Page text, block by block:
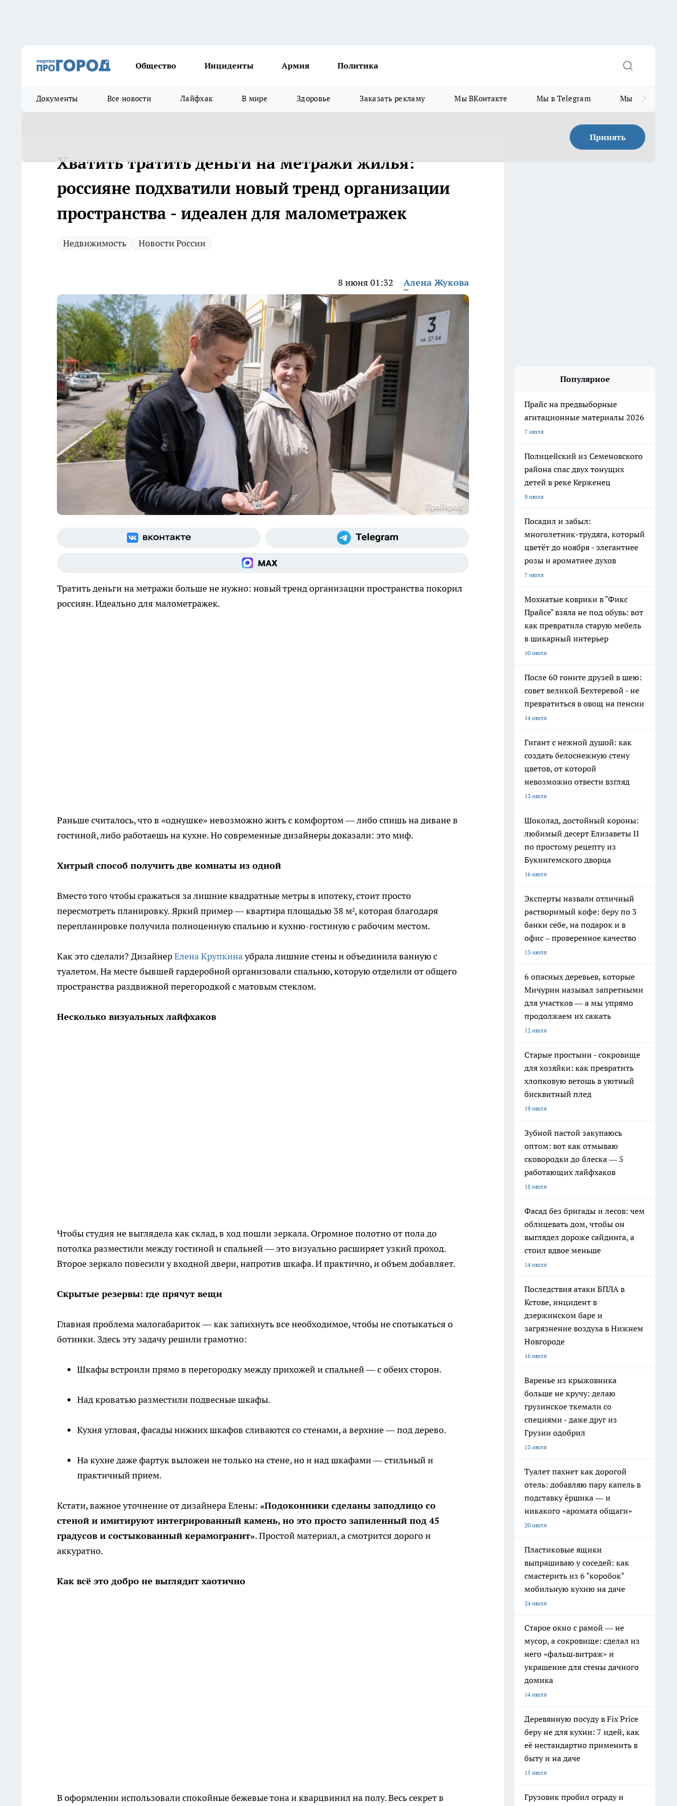
Общество Инциденты Армия Политика
Документы Все новости Лайфхак В мире Здоровье Заказать рекламу Мы ВКонтакте Мы в Telegram Мы в MAX
Принять
Хватить тратить деньги на метражи жилья:
россияне подхватили новый тренд организации
пространства - идеален для малометражек
Недвижимость Новости России
8 июня 01:32 Алена Жукова
ПроГород
Тратить деньги на метражи больше не нужно: новый тренд организации пространства покорил
россиян. Идеально для малометражек.
Раньше считалось, что в «однушке» невозможно жить с комфортом — либо спишь на диване в
гостиной, либо работаешь на кухне. Но современные дизайнеры доказали: это миф.
Хитрый способ получить две комнаты из одной
Вместо того чтобы сражаться за лишние квадратные метры в ипотеку, стоит просто
пересмотреть планировку. Яркий пример — квартира площадью 38 м², которая благодаря
перепланировке получила полноценную спальню и кухню-гостиную с рабочим местом.
Как это сделали? ДизайнерЕлена Крупкинаубрала лишние стены и объединила ванную с
туалетом. На месте бывшей гардеробной организовали спальню, которую отделили от общего
пространства раздвижной перегородкой с матовым стеклом.
Несколько визуальных лайфхаков
Чтобы студия не выглядела как склад, в ход пошли зеркала. Огромное полотно от пола до
потолка разместили между гостиной и спальней — это визуально расширяет узкий проход.
Второе зеркало повесили у входной двери, напротив шкафа. И практично, и объем добавляет.
Скрытые резервы: где прячут вещи
Главная проблема малогабариток — как запихнуть все необходимое, чтобы не спотыкаться о
ботинки. Здесь эту задачу решили грамотно:
Шкафы встроили прямо в перегородку между прихожей и спальней — с обеих сторон.
Над кроватью разместили подвесные шкафы.
Кухня угловая, фасады нижних шкафов сливаются со стенами, а верхние — под дерево.
На кухне даже фартук выложен не только на стене, но и над шкафами — стильный и
практичный прием.
Кстати, важное уточнение от дизайнера Елены: «Подоконники сделаны заподлицо со
стеной и имитируют интегрированный камень, но это просто запиленный под 45
градусов и состыкованный керамогранит». Простой материал, а смотрится дорого и
аккуратно.
Как всё это добро не выглядит хаотично
В оформлении использовали спокойные бежевые тона и кварцвинил на полу. Весь секрет в
Популярное
Прайс на предвыборные
агитационные материалы 2026
7 июля
Полицейский из Семеновского
района спас двух тонущих
детей в реке Керженец
9 июля
Посадил и забыл:
многолетник-трудяга, который
цветёт до ноября - элегантнее
розы и ароматнее духов
7 июля
Мохнатые коврики в "Фикс
Прайсе" взяла не под обувь: вот
как превратила старую мебель
в шикарный интерьер
10 июля
После 60 гоните друзей в шею:
совет великой Бехтеревой - не
превратиться в овощ на пенсии
14 июля
Гигант с нежной душой: как
создать белоснежную стену
цветов, от которой
невозможно отвести взгляд
13 июля
Шоколад, достойный короны:
любимый десерт Елизаветы II
по простому рецепту из
Букингемского дворца
16 июля
Эксперты назвали отличный
растворимый кофе: беру по 3
банки себе, на подарок и в
офис – проверенное качество
13 июля
6 опасных деревьев, которые
Мичурин называл запретными
для участков — а мы упрямо
продолжаем их сажать
12 июля
Старые простыни - сокровище
для хозяйки: как превратить
хлопковую ветошь в уютный
бисквитный плед
19 июля
Зубной пастой закупаюсь
оптом: вот как отмываю
сковородки до блеска — 5
работающих лайфхаков
18 июля
Фасад без бригады и лесов: чем
облицевать дом, чтобы он
выглядел дороже сайдинга, а
стоил вдвое меньше
14 июля
Последствия атаки БПЛА в
Кстове, инцидент в
дзержинском баре и
загрязнение воздуха в Нижнем
Новгороде
16 июля
Варенье из крыжовника
больше не кручу: делаю
грузинское ткемали со
специями - даже друг из
Грузии одобрил
13 июля
Туалет пахнет как дорогой
отель: добавляю пару капель в
подставку ёршика — и
никакого «аромата общаги»
20 июля
Пластиковые ящики
выпрашиваю у соседей: как
смастерить из 6 "коробок"
мобильную кухню на даче
24 июля
Старое окно с рамой — не
мусор, а сокровище: сделал из
него «фальш‑витраж» и
украшение для стены дачного
домика
14 июля
Деревянную посуду в Fix Price
беру не для кухни: 7 идей, как
её нестандартно применить в
быту и на даче
15 июля
Грузовик пробил ограду и